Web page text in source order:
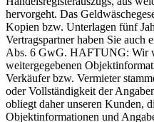
hervorgeht. Das
Kopien bzw. Unterlagen fünf
Vertragspartner haben Sie
Abs. 6 GwG. HAFTUNG: Wir
weitergegebenen
Verkäufer bzw. Vermieter
oder Vollständigkeit der
obliegt daher unseren Kunden,
Objektinformationen und